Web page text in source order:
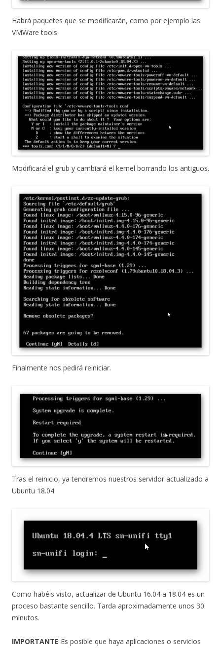
Habrá paquetes que se modificarán, como por ejemplo las
VMWare tools.
Modificará el grub y cambiará el kernel borrando los antiguos.
Finalmente nos pedirá reiniciar.
Tras el reinicio, ya tendremos nuestros servidor actualizado a
Ubuntu 18.04
Como habéis visto, actualizar de Ubuntu 16.04 a 18.04 es un
proceso bastante sencillo. Tarda aproximadamente unos 30
minutos.
IMPORTANTE Es posible que haya aplicaciones o servicios